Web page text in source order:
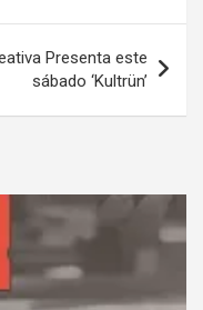
Presenta este
sábado ‘Kultrün’